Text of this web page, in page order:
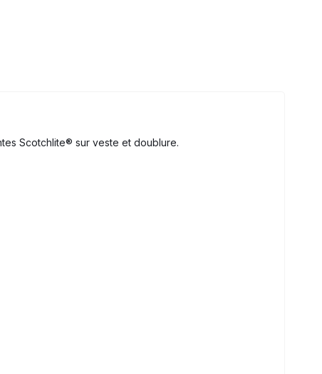
Scotchlite® sur veste et doublure.